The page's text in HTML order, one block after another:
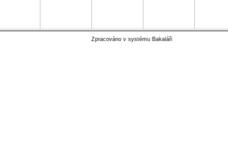
Zpracováno v systému Bakaláři